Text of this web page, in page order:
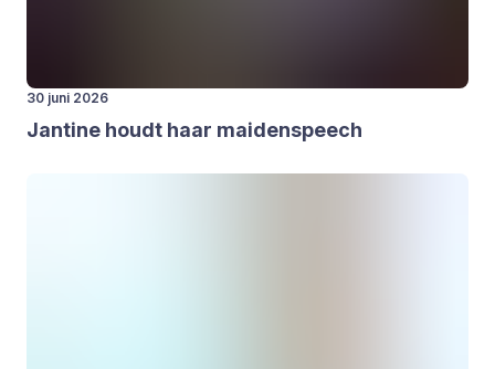
30 juni 2026
Jan­ti­ne houdt haar mai­den­speech